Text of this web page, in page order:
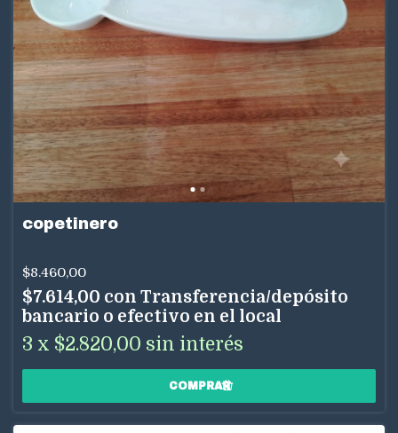
copetinero
$8.460,00
$7.614,00 con Transferencia/depósito
bancario o efectivo en el local
3 x $2.820,00 sin interés